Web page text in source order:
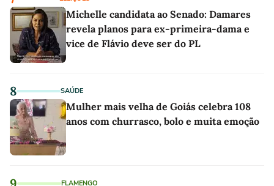
Michelle candidata ao Senado: Damares
revela planos para ex-primeira-dama e
vice de Flávio deve ser do PL
8 SAÚDE
Mulher mais velha de Goiás celebra 108
anos com churrasco, bolo e muita emoção
FLAMENGO